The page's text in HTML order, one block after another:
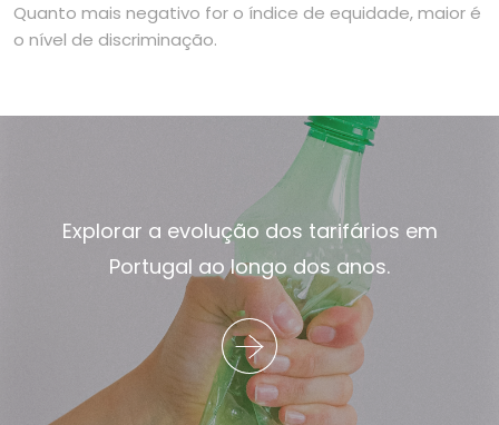
Quanto mais negativo for o índice de equidade, maior é
o nível de discriminação.
Explorar a evolução dos tarifários em
Portugal ao longo dos anos.